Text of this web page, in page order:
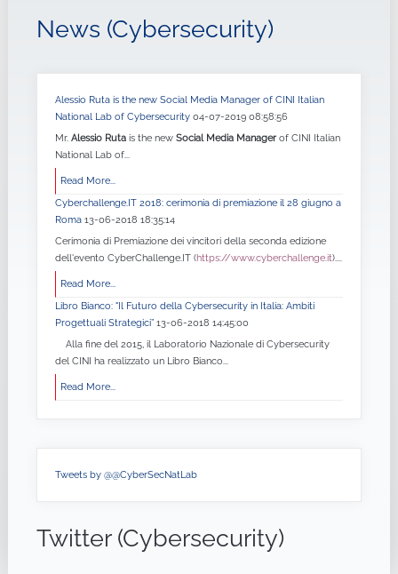
News (Cybersecurity)
Alessio Ruta is the new Social Media Manager of CINI Italian
National Lab of Cybersecurity 04-07-2019 08:58:56
Mr. Alessio Rutais the new Social Media Managerof CINI Italian
National Lab of...
Read More...
Cyberchallenge.IT 2018: cerimonia di premiazione il 28 giugno a
Roma 13-06-2018 18:35:14
Cerimonia di Premiazione dei vincitori della seconda edizione
dell'evento CyberChallenge.IT (https://www.cyberchallenge.it)....
Read More...
Libro Bianco: "Il Futuro della Cybersecurity in Italia: Ambiti
Progettuali Strategici” 13-06-2018 14:45:00
Alla fine del 2015, il Laboratorio Nazionale di Cybersecurity
del CINI ha realizzato un Libro Bianco...
Read More...
Tweets by @@CyberSecNatLab
Twitter (Cybersecurity)